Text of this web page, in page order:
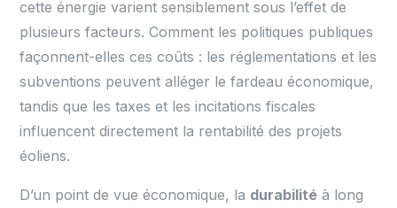
cette énergie varient sensiblement sous l’effet de
plusieurs facteurs. Comment les politiques publiques
façonnent-elles ces coûts : les réglementations et les
subventions peuvent alléger le fardeau économique,
tandis que les taxes et les incitations fiscales
influencent directement la rentabilité des projets
éoliens.
D’un point de vue économique, la durabilité à long